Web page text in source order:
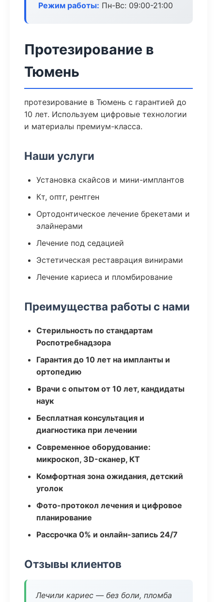
Режим работы: Пн-Вс: 09:00-21:00
Протезирование в
Тюмень
протезирование в Тюмень с гарантией до
10 лет. Используем цифровые технологии
и материалы премиум-класса.
Наши услуги
Установка скайсов и мини-имплантов
Кт, оптг, рентген
Ортодонтическое лечение брекетами и
элайнерами
Лечение под седацией
Эстетическая реставрация винирами
Лечение кариеса и пломбирование
Преимущества работы с нами
Стерильность по стандартам
Роспотребнадзора
Гарантия до 10 лет на импланты и
ортопедию
Врачи с опытом от 10 лет, кандидаты
наук
Бесплатная консультация и
диагностика при лечении
Современное оборудование:
микроскоп, 3D-сканер, КТ
Комфортная зона ожидания, детский
уголок
Фото-протокол лечения и цифровое
планирование
Рассрочка 0% и онлайн-запись 24/7
Отзывы клиентов
Лечили кариес — без боли, пломба